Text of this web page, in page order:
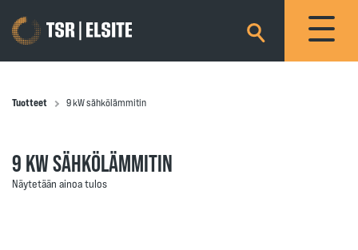
×
Tuotteet 9 kW sähkölämmitin
9 KW SÄHKÖLÄMMITIN
Näytetään ainoa tulos